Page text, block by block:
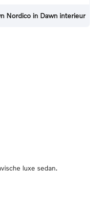
Nordico in Dawn interieur
luxe sedan.